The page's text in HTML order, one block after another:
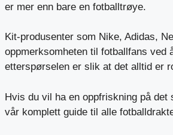
er mer enn bare en fotballtrøye.
Kit-produsenter som Nike, Adidas,
oppmerksomheten til fotballfans ved
etterspørselen er slik at det alltid er
Hvis du vil ha en oppfriskning på
vår komplett guide til alle